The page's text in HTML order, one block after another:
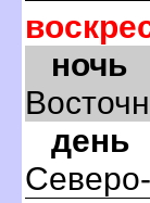
ночь
день